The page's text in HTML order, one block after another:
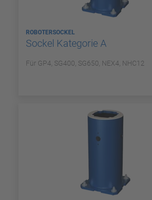
ROBOTERSOCKEL
Sockel Kategorie A
Für GP4, SG400, SG650, NEX4, NHC12